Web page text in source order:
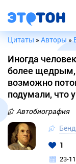
Цитаты » Авторы »
Иногда
более щедрым,
возможно
подумали, что
Автобиография
1
23-